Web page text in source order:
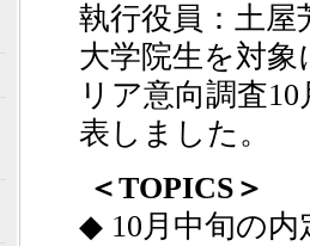
執行役員：土屋
大学院生を対
リア意向調査
表しました。
＜TOPICS＞
◆ 10月中旬の内